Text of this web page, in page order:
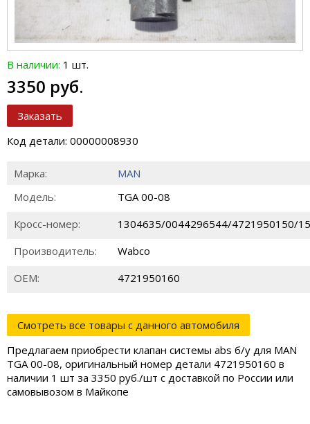
В наличии: 1 шт.
3350 руб.
Заказать
Код детали: 00000008930
Марка:
MAN
Модель:
TGA 00-08
Кросс-номер:
1304635/0044296544/4721950150/
Производитель:
Wabco
ОЕМ:
4721950160
Смотреть все товары с данного автомобиля
Предлагаем приобрести клапан системы abs б/у для MAN
TGA 00-08, оригинальный номер детали 4721950160 в
наличии 1 шт за 3350 руб./шт с доставкой по России или
самовывозом в Майкопе